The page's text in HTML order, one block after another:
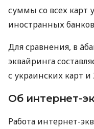
суммы со всех карт
иностранных
Для сравнения, в
эквайринга
с украинских карт
Об интернет-
Работа интернет-